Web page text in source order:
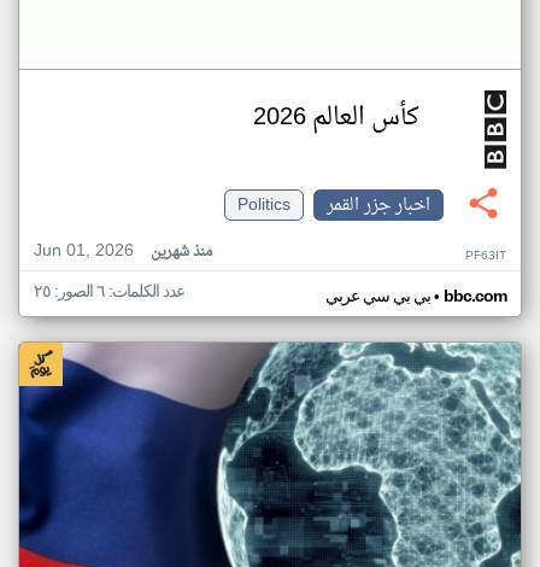
كأس العالم 2026
اخبار جزر القمر
Politics
Jun 01, 2026
منذ شهرين PF63IT
بي بي سي عربي• bbc.com عدد الكلمات: ٦ الصور: ٢٥